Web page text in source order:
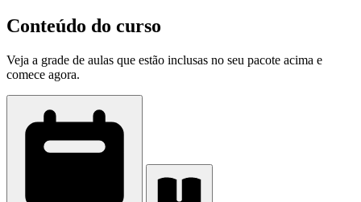
Conteúdo do curso
Veja a grade de aulas que estão inclusas no seu pacote acima e
comece agora.